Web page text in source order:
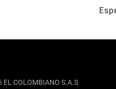
EL COLOMBIANO S.A.S